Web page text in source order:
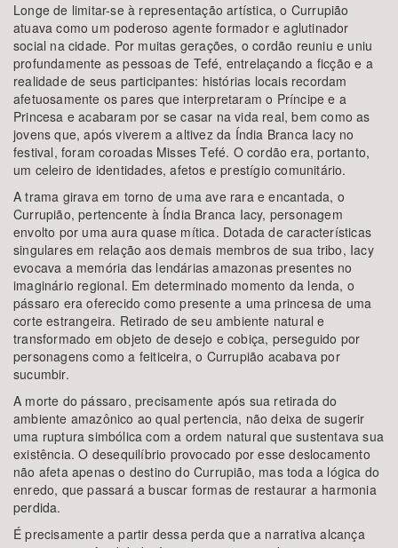
Longe de limitar-se à representação artística, o Currupião
atuava como um poderoso agente formador e aglutinador
social na cidade. Por muitas gerações, o cordão reuniu e uniu
profundamente as pessoas de Tefé, entrelaçando a ficção e a
realidade de seus participantes: histórias locais recordam
afetuosamente os pares que interpretaram o Príncipe e a
Princesa e acabaram por se casar na vida real, bem como as
jovens que, após viverem a altivez da Índia Branca Iacy no
festival, foram coroadas Misses Tefé. O cordão era, portanto,
um celeiro de identidades, afetos e prestígio comunitário.
A trama girava em torno de uma ave rara e encantada, o
Currupião, pertencente à Índia Branca Iacy, personagem
envolto por uma aura quase mítica. Dotada de características
singulares em relação aos demais membros de sua tribo, Iacy
evocava a memória das lendárias amazonas presentes no
imaginário regional. Em determinado momento da lenda, o
pássaro era oferecido como presente a uma princesa de uma
corte estrangeira. Retirado de seu ambiente natural e
transformado em objeto de desejo e cobiça, perseguido por
personagens como a feiticeira, o Currupião acabava por
sucumbir.
A morte do pássaro, precisamente após sua retirada do
ambiente amazônico ao qual pertencia, não deixa de sugerir
uma ruptura simbólica com a ordem natural que sustentava sua
existência. O desequilíbrio provocado por esse deslocamento
não afeta apenas o destino do Currupião, mas toda a lógica do
enredo, que passará a buscar formas de restaurar a harmonia
perdida.
É precisamente a partir dessa perda que a narrativa alcança